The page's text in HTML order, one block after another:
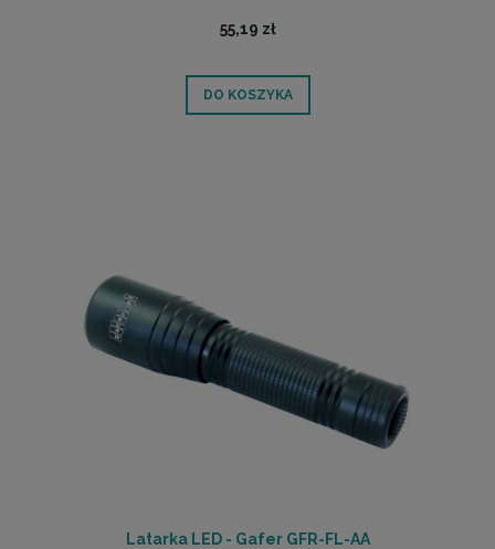
55,19 zł
DO KOSZYKA
Latarka LED - Gafer GFR-FL-AA